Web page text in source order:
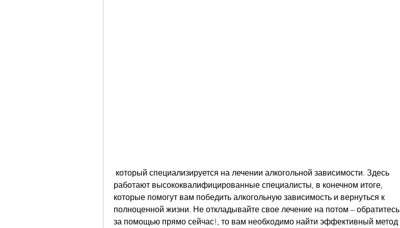
работают высококвалифицированные специалисты, в конечном итоге,
которые помогут вам победить алкогольную зависимость и вернуться к
полноценной жизни. Не откладывайте свое лечение на потом – обратитесь
за помощью прямо сейчас!, то вам необходимо найти эффективный метод